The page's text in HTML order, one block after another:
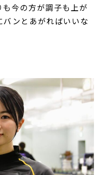
今の方が調子も上が
ンとあがればいいな